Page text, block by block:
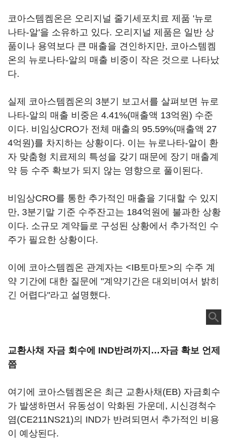
코아스템켐온은 오리지널 줄기세포치료 제품 '뉴로
나타-알'을 소유하고 있다. 오리지널 제품은 일반 상
품이나 용역보다 큰 매출을 견인하지만, 코아스템켐
온의 뉴로나타-알의 매출 비중이 작은 것으로 나타났
다.
실제 코아스템켐온의 3분기 보고서를 살펴보면 뉴로
나타-알의 매출 비중은 4.41%(매출액 13억원) 수준
이다. 비임상CRO가 전체 매출의 95.59%(매출액 27
4억원)를 차지하는 상황이다. 이는 뉴로나타-알이 환
자 맞춤형 치료제의 특성을 갖기 때문에 장기 매출계
약 등 수주 확보가 되지 않는 영향으로 풀이된다.
비임상CRO를 통한 추가적인 매출을 기대할 수 있지
만, 3분기말 기준 수주잔고는 184억원에 불과한 상황
이다. 소규모 계약들로 구성된 상황에서 추가적인 수
주가 필요한 상황이다.
이에 코아스템켐온 관계자는 <IB토마토>의 수주 계
약 기간에 대한 질문에 "계약기간은 대외비여서 밝히
긴 어렵다"라고 설명했다.
교환사채 자금 회수에 IND반려까지…자금 확보 언제
쯤
여기에 코아스템켐온은 최근 교환사채(EB) 자금회수
가 발생하면서 유동성이 악화된 가운데, 시신경척수
염(CE211NS21)의 IND가 반려되면서 추가적인 비용
이 예상된다.